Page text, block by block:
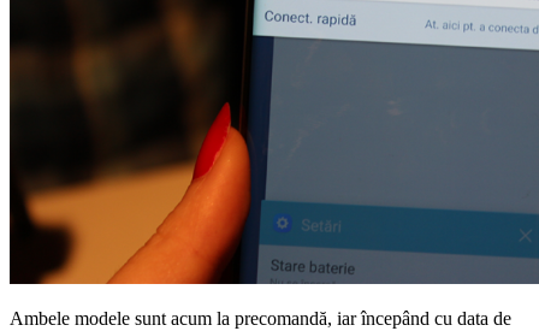
Ambele modele sunt acum la precomandă, iar începând cu data de